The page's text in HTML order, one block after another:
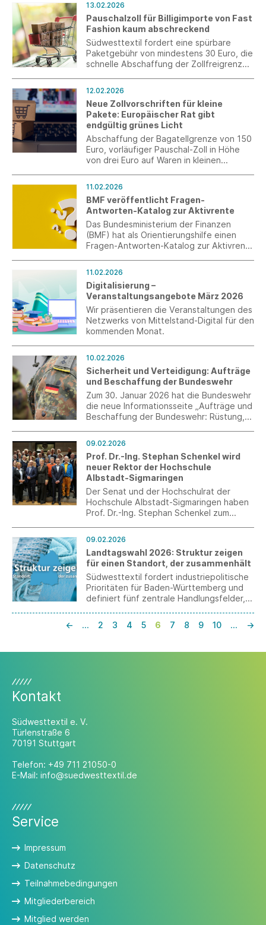
und Berichtspflichten. Grundlage für
beide Rechtsakte ist die Ökodesign-
Verordnung (EU) 2024/1781.
13.02.2026
Pauschalzoll für Billigimporte von Fast
Fashion kaum abschreckend
Südwesttextil fordert eine spürbare
Paketgebühr von mindestens 30 Euro, die
schnelle Abschaffung der Zollfreigrenze,
Produktkonformität und als ultima ratio,
die Möglichkeit zur Sperrung der
Plattform.
12.02.2026
Neue Zollvorschriften für kleine
Pakete: Europäischer Rat gibt
endgültig grünes Licht
Abschaffung der Bagatellgrenze von 150
Euro, vorläufiger Pauschal-Zoll in Höhe
von drei Euro auf Waren in kleinen
schärfere Gangart gegen die
Päckchenflut im Online-Handel.
11.02.2026
BMF veröffentlicht Fragen-
Antworten-Katalog zur Aktivrente
Das Bundesministerium der Finanzen
(BMF) hat als Orientierungshilfe einen
Fragen-Antworten-Katalog zur Aktivrente
Informationen haben keine Rechts- oder
Bindungswirkung.
11.02.2026
Digitalisierung –
Veranstaltungsangebote März 2026
Wir präsentieren die Veranstaltungen des
Netzwerks von Mittelstand-Digital für den
kommenden Monat.
10.02.2026
Sicherheit und Verteidigung: Aufträge
und Beschaffung der Bundeswehr
Zum 30. Januar 2026 hat die Bundeswehr
die neue Informationsseite „Aufträge und
Beschaffung der Bundeswehr: Rüstung,
Unternehmen, die Vertragspartner der
Bundeswehr werden möchten.
09.02.2026
Prof. Dr.-Ing. Stephan Schenkel wird
neuer Rektor der Hochschule
Albstadt-Sigmaringen
Der Senat und der Hochschulrat der
Hochschule Albstadt-Sigmaringen haben
Prof. Dr.-Ing. Stephan Schenkel zum
09.02.2026
Landtagswahl 2026: Struktur zeigen
für einen Standort, der zusammenhält
Südwesttextil fordert industriepolitische
Prioritäten für Baden-Württemberg und
definiert fünf zentrale Handlungsfelder,
Bekleidungsindustrie entscheidend für
die Zukunft des Standorts sind.
← … 2 3 4 5 6 7 8 9 10 … →
Kontakt
Südwesttextil e. V.
Türlenstraße 6
70191 Stuttgart
Telefon: +49 711 21050-0
E-Mail: info@suedwesttextil.de
Service
Impressum
Datenschutz
Teilnahmebedingungen
Mitgliederbereich
Mitglied werden